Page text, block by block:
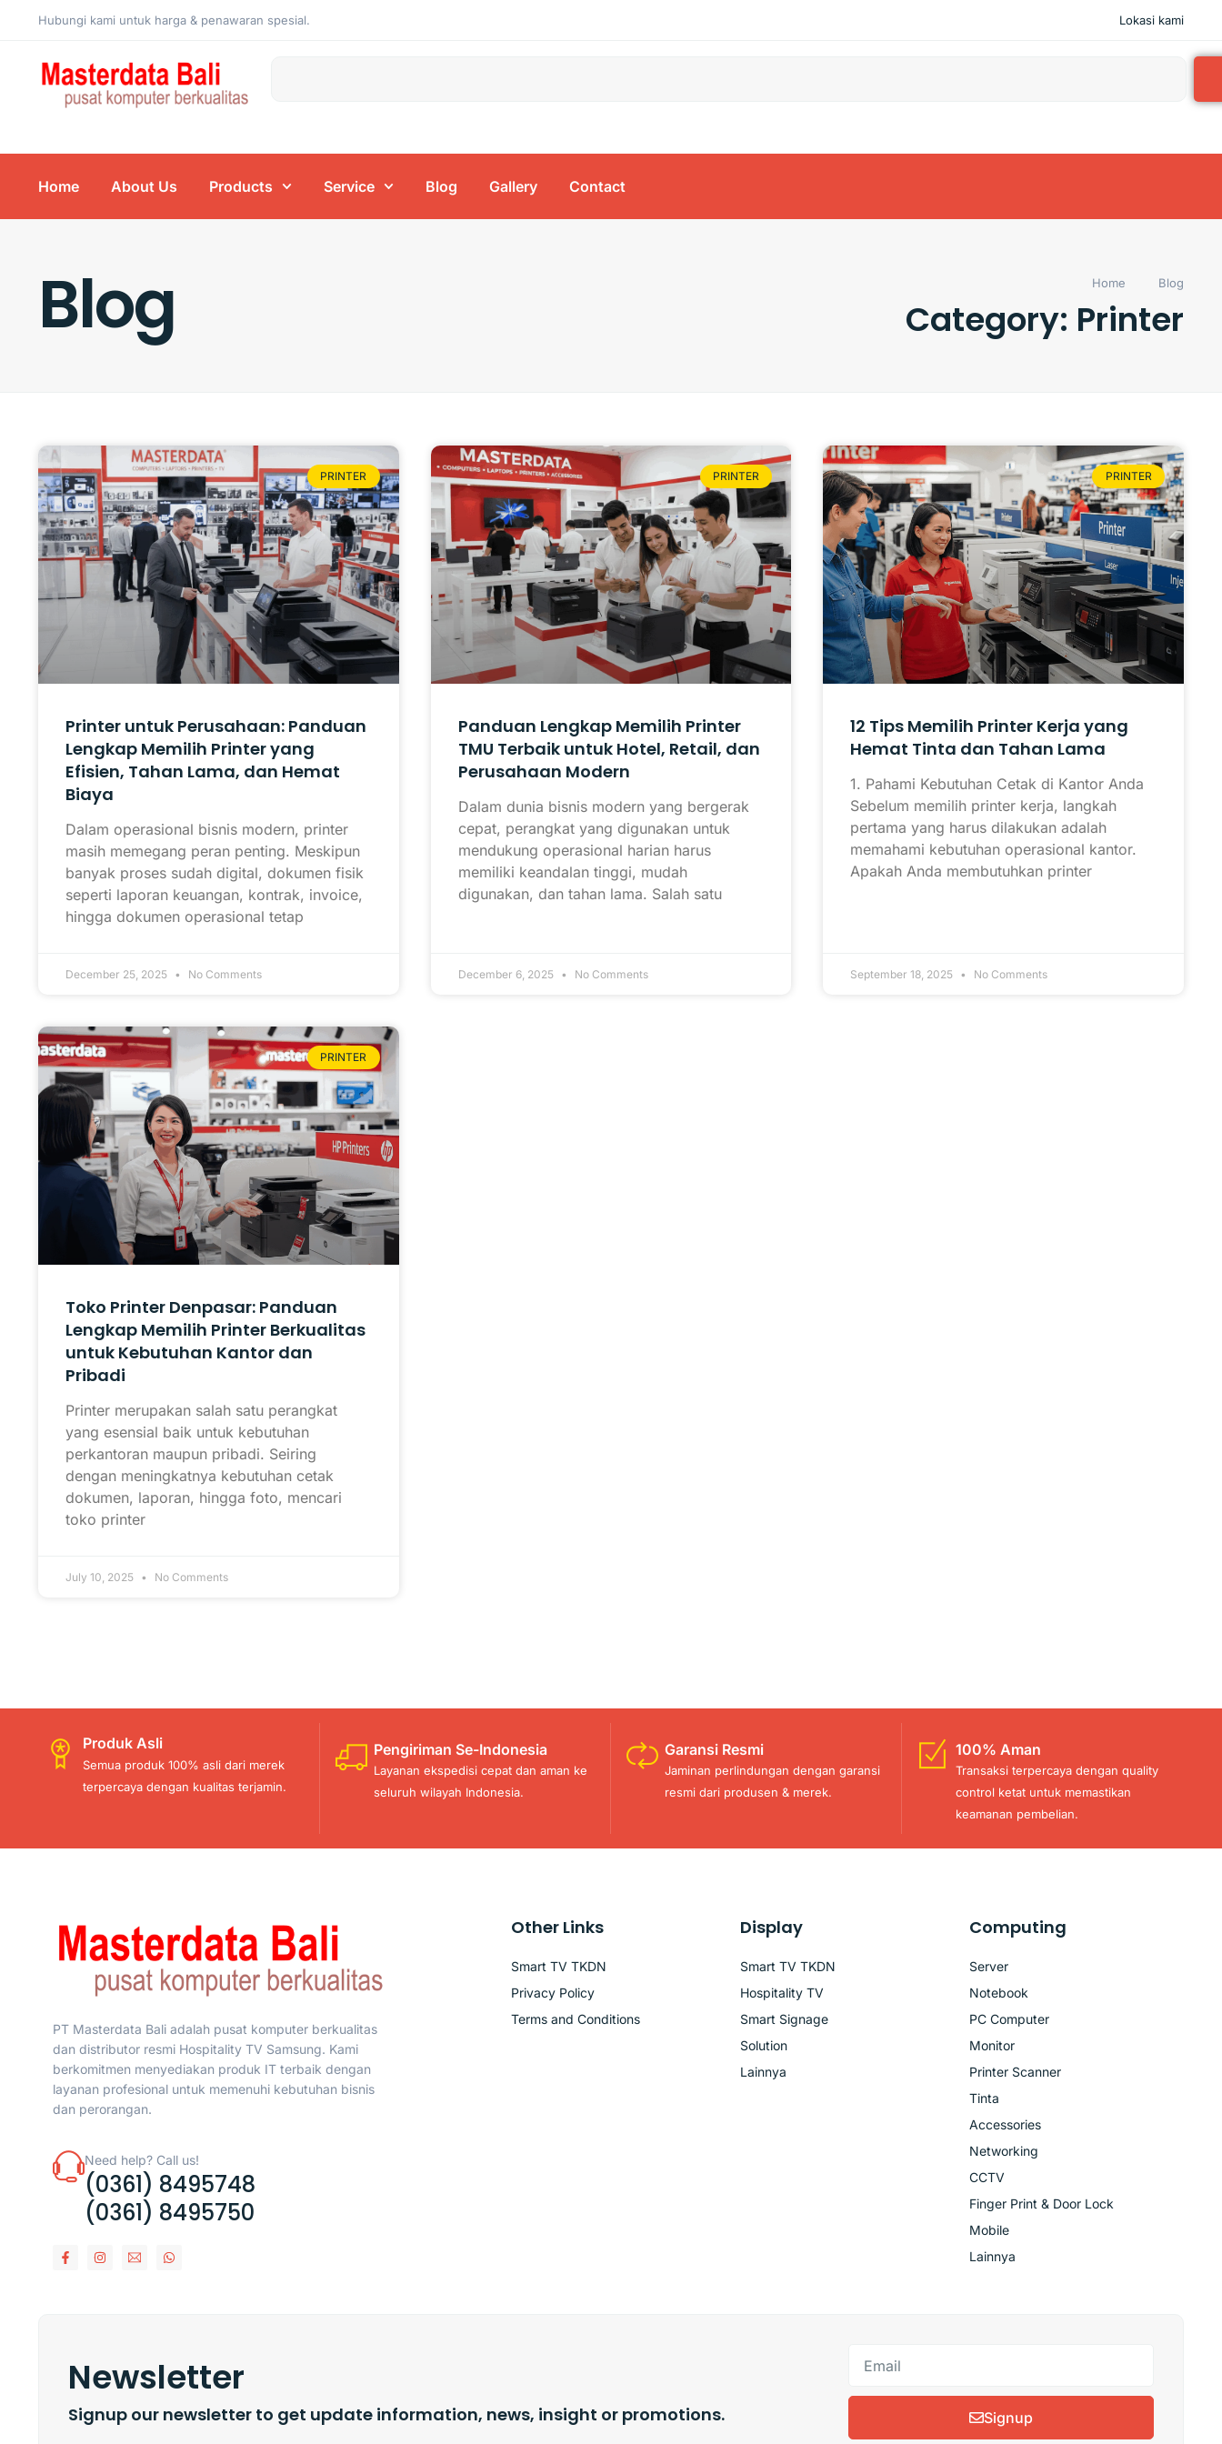
Hubungi kami untuk harga & penawaran spesial. Lokasi kami
Home About Us Products Service Blog Gallery Contact
Blog Home Blog
Category: Printer
PRINTER
Printer untuk Perusahaan: Panduan
Lengkap Memilih Printer yang
Efisien, Tahan Lama, dan Hemat
Biaya
Dalam operasional bisnis modern, printer
masih memegang peran penting. Meskipun
banyak proses sudah digital, dokumen fisik
seperti laporan keuangan, kontrak, invoice,
hingga dokumen operasional tetap
December 25, 2025 No Comments
PRINTER
Panduan Lengkap Memilih Printer
TMU Terbaik untuk Hotel, Retail, dan
Perusahaan Modern
Dalam dunia bisnis modern yang bergerak
cepat, perangkat yang digunakan untuk
mendukung operasional harian harus
memiliki keandalan tinggi, mudah
digunakan, dan tahan lama. Salah satu
December 6, 2025 No Comments
PRINTER
12 Tips Memilih Printer Kerja yang
Hemat Tinta dan Tahan Lama
1. Pahami Kebutuhan Cetak di Kantor Anda
Sebelum memilih printer kerja, langkah
pertama yang harus dilakukan adalah
memahami kebutuhan operasional kantor.
Apakah Anda membutuhkan printer
September 18, 2025 No Comments
PRINTER
Toko Printer Denpasar: Panduan
Lengkap Memilih Printer Berkualitas
untuk Kebutuhan Kantor dan
Pribadi
Printer merupakan salah satu perangkat
yang esensial baik untuk kebutuhan
perkantoran maupun pribadi. Seiring
dengan meningkatnya kebutuhan cetak
dokumen, laporan, hingga foto, mencari
toko printer
July 10, 2025 No Comments
Produk Asli
Semua produk 100% asli dari merek
terpercaya dengan kualitas terjamin.
Pengiriman Se-Indonesia
Layanan ekspedisi cepat dan aman ke
seluruh wilayah Indonesia.
Garansi Resmi
Jaminan perlindungan dengan garansi
resmi dari produsen & merek.
100% Aman
Transaksi terpercaya dengan quality
control ketat untuk memastikan
keamanan pembelian.
PT Masterdata Bali adalah pusat komputer berkualitas
dan distributor resmi Hospitality TV Samsung. Kami
berkomitmen menyediakan produk IT terbaik dengan
layanan profesional untuk memenuhi kebutuhan bisnis
dan perorangan.
Need help? Call us!
(0361) 8495748
(0361) 8495750
Other Links
Smart TV TKDN
Privacy Policy
Terms and Conditions
Display
Smart TV TKDN
Hospitality TV
Smart Signage
Solution
Lainnya
Computing
Server
Notebook
PC Computer
Monitor
Printer Scanner
Tinta
Accessories
Networking
CCTV
Finger Print & Door Lock
Mobile
Lainnya
Newsletter
Signup our newsletter to get update information, news, insight or promotions. Signup